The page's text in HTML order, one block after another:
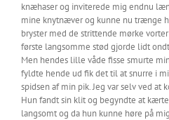
knæhaser og inviterede mig endnu
mine knytnæver og kunne nu trænge
bryster med de strittende mørke
første langsomme stød gjorde lidt
Men hendes lille våde fisse smurte
fyldte hende ud fik det til at snurre i
spidsen af min pik. Jeg var selv ved
Hun fandt sin klit og begyndte at
langsomt og da hun kunne høre på